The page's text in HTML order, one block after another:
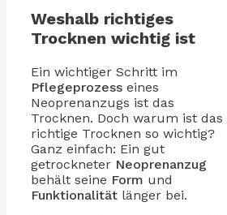
Weshalb richtiges
Trocknen wichtig ist
Ein wichtiger Schritt im
Pflegeprozess eines
Neoprenanzugs ist das
Trocknen. Doch warum ist das
richtige Trocknen so wichtig?
Ganz einfach: Ein gut
getrockneter Neoprenanzug
behält seine Form und
Funktionalität länger bei.